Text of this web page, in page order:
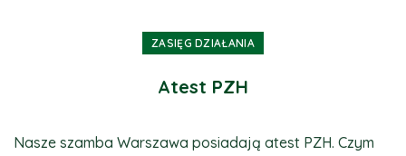
ZASIĘG DZIAŁANIA
Atest PZH
Nasze szamba Warszawa posiadają atest PZH. Czym